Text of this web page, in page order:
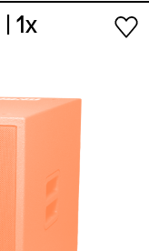
| 1x